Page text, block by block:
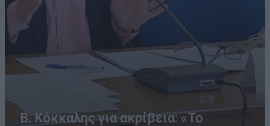
Β. Κόκκαλης για ακρίβεια: «Το